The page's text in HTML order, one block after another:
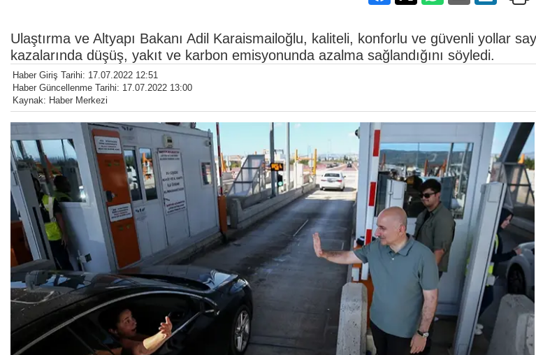
Ulaştırma ve Altyapı Bakanı Adil Karaismailoğlu, kaliteli, konforlu ve güvenli yollar
kazalarında düşüş, yakıt ve karbon emisyonunda azalma sağlandığını söyledi.
Haber Giriş Tarihi: 17.07.2022 12:51
Haber Güncellenme Tarihi: 17.07.2022 13:00
Kaynak: Haber Merkezi